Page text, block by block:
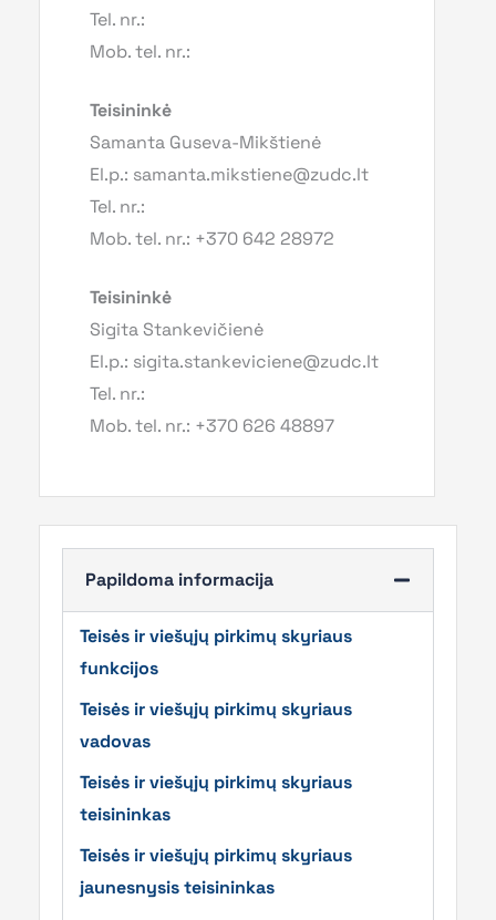
Tel. nr.:
Mob. tel. nr.:
Teisininkė
Samanta Guseva-Mikštienė
El.p.: samanta.mikstiene@zudc.lt
Tel. nr.:
Mob. tel. nr.: +370 642 28972
Teisininkė
Sigita Stankevičienė
El.p.: sigita.stankeviciene@zudc.lt
Tel. nr.:
Mob. tel. nr.: +370 626 48897
Papildoma informacija
Teisės ir viešųjų pirkimų skyriaus
funkcijos
Teisės ir viešųjų pirkimų skyriaus
vadovas
Teisės ir viešųjų pirkimų skyriaus
teisininkas
Teisės ir viešųjų pirkimų skyriaus
jaunesnysis teisininkas